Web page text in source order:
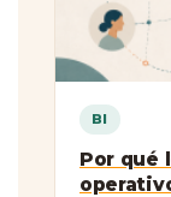
BI
Por qué